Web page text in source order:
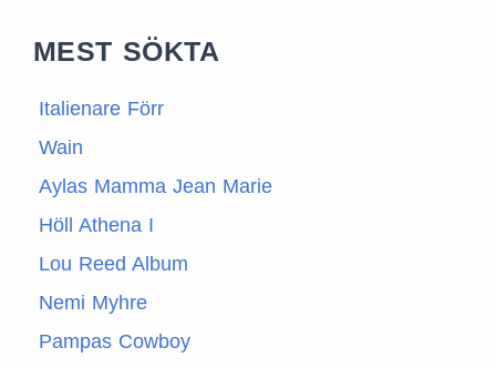
MEST SÖKTA
Italienare Förr
Wain
Aylas Mamma Jean Marie
Höll Athena I
Lou Reed Album
Nemi Myhre
Pampas Cowboy